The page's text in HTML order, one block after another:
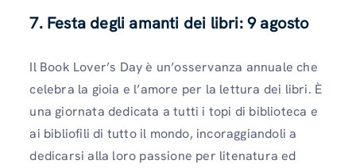
7. Festa degli amanti dei libri: 9 agosto
Il Book Lover’s Day è un’osservanza annuale che
celebra la gioia e l’amore per la lettura dei libri. È
una giornata dedicata a tutti i topi di biblioteca e
ai bibliofili di tutto il mondo, incoraggiandoli a
dedicarsi alla loro passione per litenatura ed